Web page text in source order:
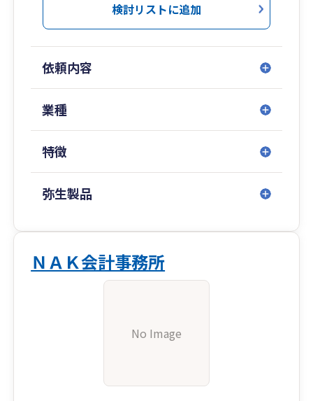
検討リストに追加
依頼内容
業種
特徴
弥生製品
ＮＡＫ会計事務所
No Image